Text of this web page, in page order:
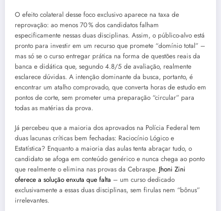
O efeito colateral desse foco exclusivo aparece na taxa de
reprovação: ao menos 70 % dos candidatos falham
especificamente nessas duas disciplinas. Assim, o público-alvo está
pronto para investir em um recurso que promete “domínio total” –
mas só se o curso entregar prática na forma de questões reais da
banca e didática que, segundo 4.8/5 de avaliação, realmente
esclarece dúvidas. A intenção dominante da busca, portanto, é
encontrar um atalho comprovado, que converta horas de estudo em
pontos de corte, sem prometer uma preparação “circular” para
todas as matérias da prova.
Já percebeu que a maioria dos aprovados na Polícia Federal tem
duas lacunas críticas bem fechadas: Raciocínio Lógico e
Estatística? Enquanto a maioria das aulas tenta abraçar tudo, o
candidato se afoga em conteúdo genérico e nunca chega ao ponto
que realmente o elimina nas provas da Cebraspe. Jhoni Zini
oferece a solução enxuta que falta – um curso dedicado
exclusivamente a essas duas disciplinas, sem firulas nem “bônus”
irrelevantes.